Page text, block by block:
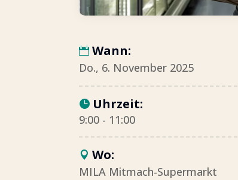
Wann:
Do., 6. November 2025
Uhrzeit:
9:00 - 11:00
Wo:
MILA Mitmach-Supermarkt